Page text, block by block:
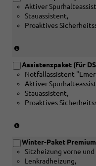
Aktiver
Stauassistent,
Proaktives
Schaltgetriebe)
Assistenzpaket (für
Notfallassistent
Aktiver
Stauassistent,
Proaktives
DSG-
Getriebe)
Winter-Paket
Sitzheizung vorne
Lenkradheizung,